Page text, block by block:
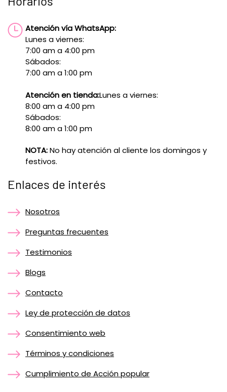
Atención vía WhatsApp:
Lunes a viernes:
7:00 am a 4:00 pm
Sábados:
7:00 am a 1:00 pm
Atención en tienda:Lunes a viernes:
8:00 am a 4:00 pm
Sábados:
8:00 am a 1:00 pm
NOTA:No hay atención al cliente los domingos y
festivos.
Enlaces de interés
Nosotros
Preguntas frecuentes
Testimonios
Blogs
Contacto
Ley de protección de datos
Consentimiento web
Términos y condiciones
Cumplimiento de Acción popular